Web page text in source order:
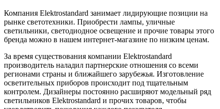
Компания Elektrostandard занимает лидирующие позиции на
рынке светотехники. Приобрести лампы, уличные
светильники, светодиодное освещение и прочие товары этого
бренда можно в нашем интернет-магазине по низким ценам.
За время существования компании Elektrostandard
производитель наладил партнерские отношения со всеми
регионами страны и ближайшего зарубежья. Изготовление
осветительных приборов происходит под тщательным
контролем. Дизайнеры постоянно расширяют модельный ряд
светильников Elektrostandard и прочих товаров, чтобы